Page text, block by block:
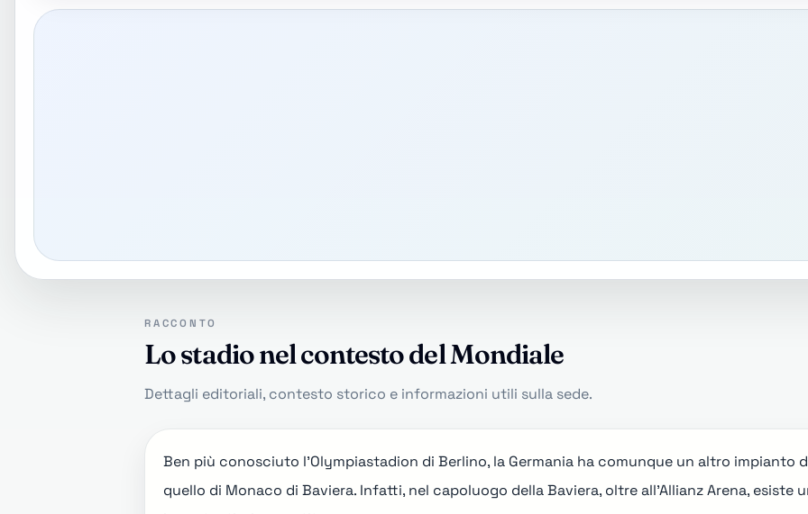
RACCONTO
Lo stadio nel contesto del Mondiale
Dettagli editoriali, contesto storico e informazioni utili sulla sede.
Ben più conosciuto l'Olympiastadion di Berlino, la Germania ha comunque un altro impianto
quello di Monaco di Baviera. Infatti, nel capoluogo della Baviera, oltre all'Allianz Arena, esiste